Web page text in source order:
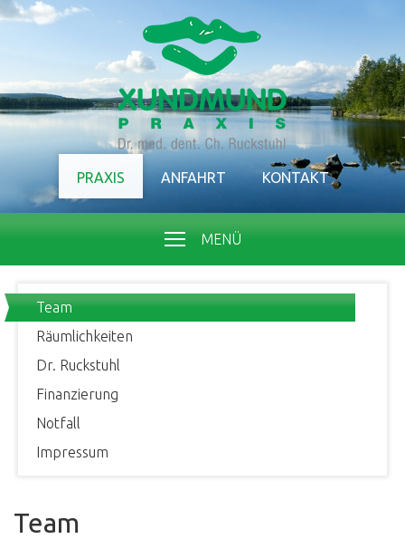
PRAXIS ANFAHRT KONTAKT
MENÜ
Team
Räumlichkeiten
Dr. Ruckstuhl
Finanzierung
Notfall
Impressum
Team